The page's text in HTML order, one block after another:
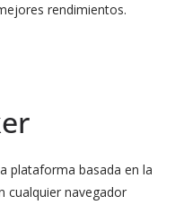
rendimientos.
plataforma basada en la
cualquier navegador